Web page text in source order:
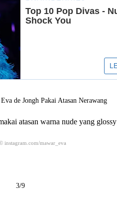
atasan warna nude yang glossy
instagram.com/mawar_eva
3/9